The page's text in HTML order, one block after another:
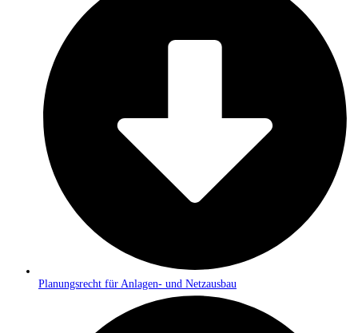
Planungsrecht für Anlagen- und Netzausbau